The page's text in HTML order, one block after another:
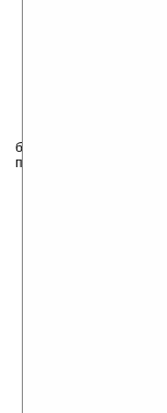
E66 – смартфон
без QWERTY-
портом, microUSB-